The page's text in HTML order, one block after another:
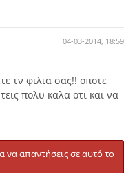
04-03-2014, 18:59
τν φιλια σας!! οποτε
πολυ καλα οτι και να
να απαντήσεις σε αυτό το